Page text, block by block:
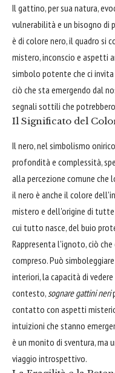
Il gattino, per sua natura,
vulnerabilità e un bisogno di
è di colore nero, il quadro si
mistero, inconscio e aspetti
simbolo potente che ci invita
ciò che sta emergendo dal
segnali sottili che
Il Significato del
Il nero, nel simbolismo
profondità e complessità,
alla percezione comune che
il nero è anche il colore
mistero e dell'origine di
cui tutto nasce, del buio
Rappresenta l'ignoto, ciò
compreso. Può
interiori, la capacità di
contesto, sognare gattini neri
contatto con aspetti
intuizioni che stanno
è un monito di sventura, ma
viaggio introspettivo.